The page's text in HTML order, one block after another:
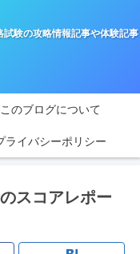
験の攻略情報記事や体験記事
このブログについて
ライバシーポリシー
スコアレポー